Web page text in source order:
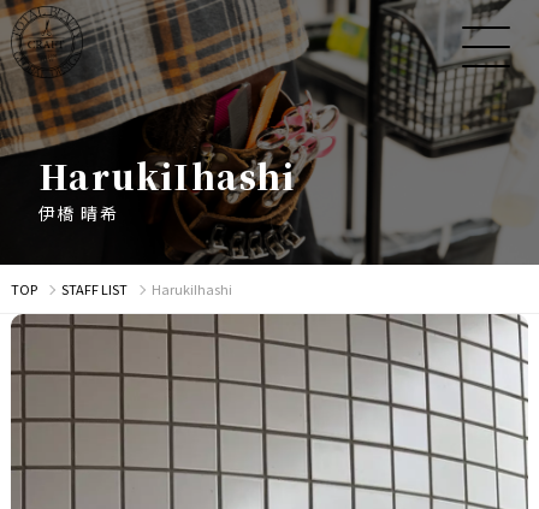
HarukiIhashi
伊橋 晴希
TOP STAFF LIST HarukiIhashi